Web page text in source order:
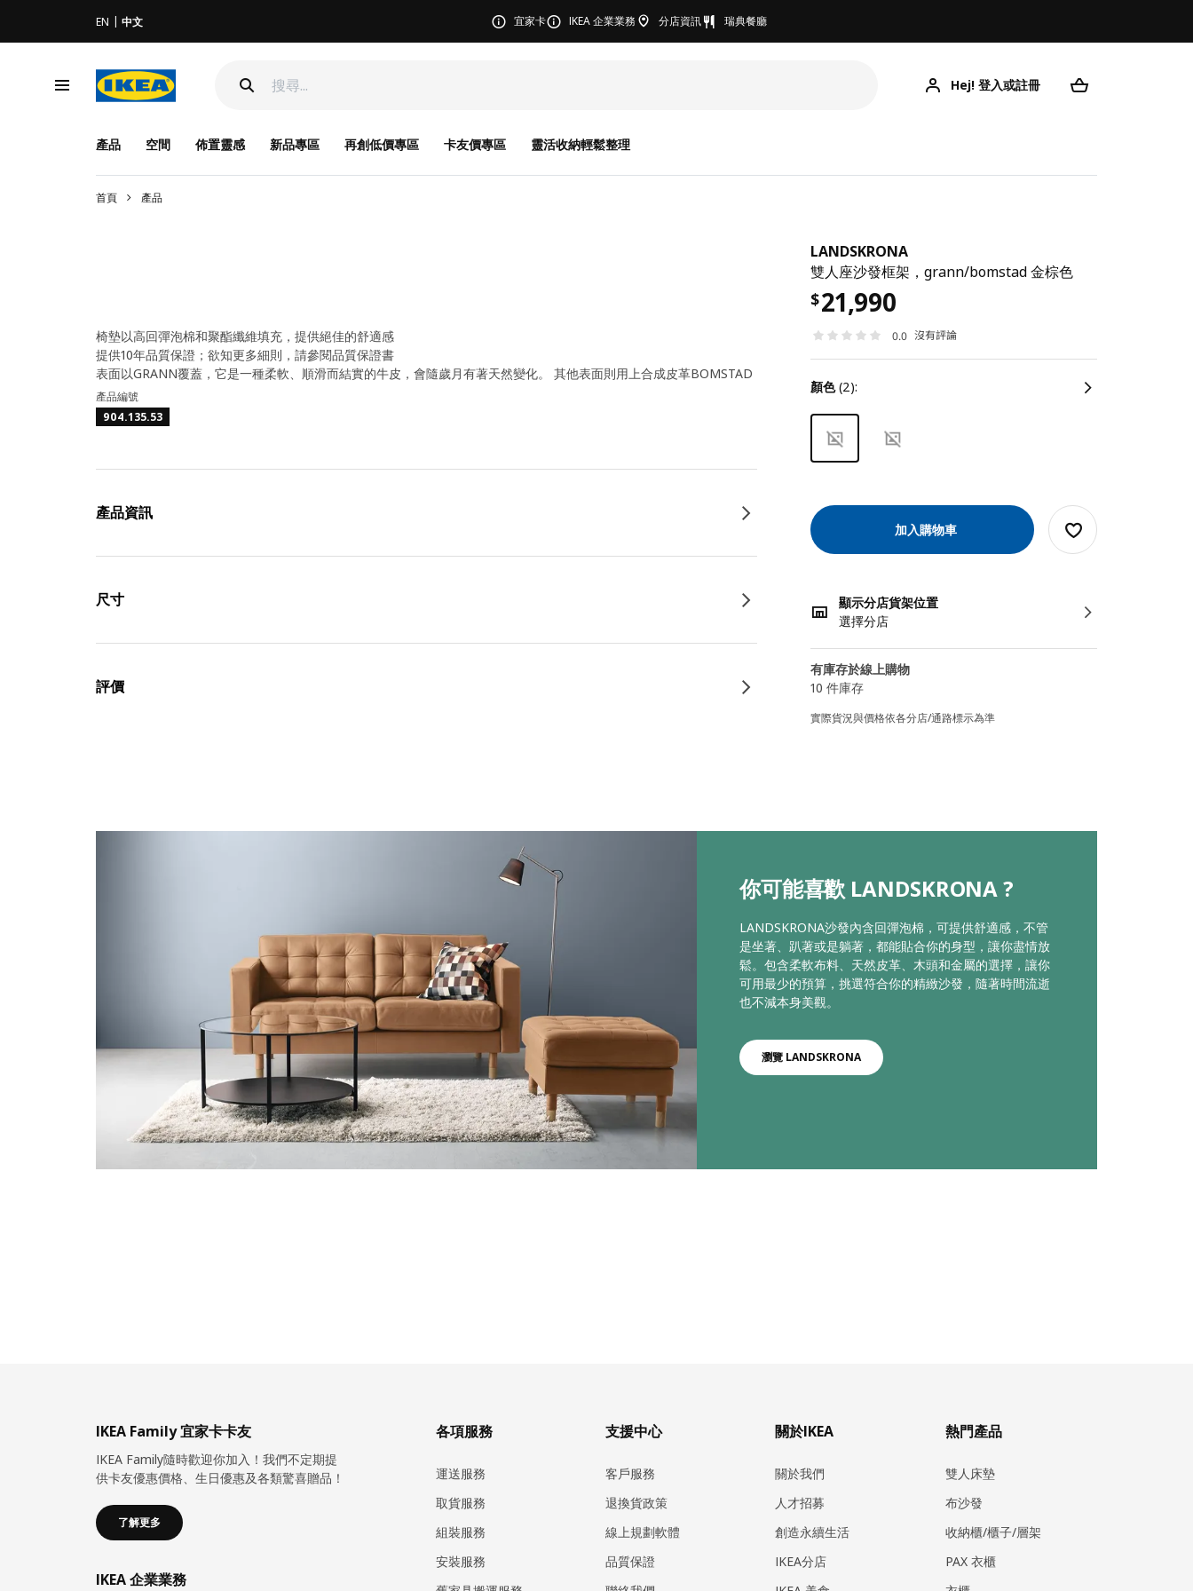
EN 中文 宜家卡 IKEA 企業業務 分店資訊 瑞典餐廳
Hej! 登入或註冊
產品 空間 佈置靈感 新品專區 再創低價專區 卡友價專區 靈活收納輕鬆整理
首頁 產品
LANDSKRONA
雙人座沙發框架，grann/bomstad 金棕色
$21,990
0.0 沒有評論
顏色(2):
加入購物車
顯示分店貨架位置
選擇分店
有庫存於線上購物
10 件庫存
實際貨況與價格依各分店/通路標示為準
椅墊以高回彈泡棉和聚酯纖維填充，提供絕佳的舒適感
提供10年品質保證；欲知更多細則，請參閱品質保證書
表面以GRANN覆蓋，它是一種柔軟、順滑而結實的牛皮，會隨歲月有著天然變化。 其他表面則用上合成皮革BOMSTAD
產品編號
904.135.53
產品資訊
尺寸
評價
你可能喜歡 LANDSKRONA ?
LANDSKRONA沙發內含回彈泡棉，可提供舒適感，不管
是坐著、趴著或是躺著，都能貼合你的身型，讓你盡情放
鬆。包含柔軟布料、天然皮革、木頭和金屬的選擇，讓你
可用最少的預算，挑選符合你的精緻沙發，隨著時間流逝
也不減本身美觀。
瀏覽 LANDSKRONA
IKEA Family 宜家卡卡友
IKEA Family隨時歡迎你加入！我們不定期提
供卡友優惠價格、生日優惠及各類驚喜贈品！
了解更多
IKEA 企業業務
各項服務
運送服務
取貨服務
組裝服務
安裝服務
支援中心
客戶服務
退換貨政策
線上規劃軟體
品質保證
關於IKEA
關於我們
人才招募
創造永續生活
IKEA分店
熱門產品
雙人床墊
布沙發
收納櫃/櫃子/層架
PAX 衣櫃